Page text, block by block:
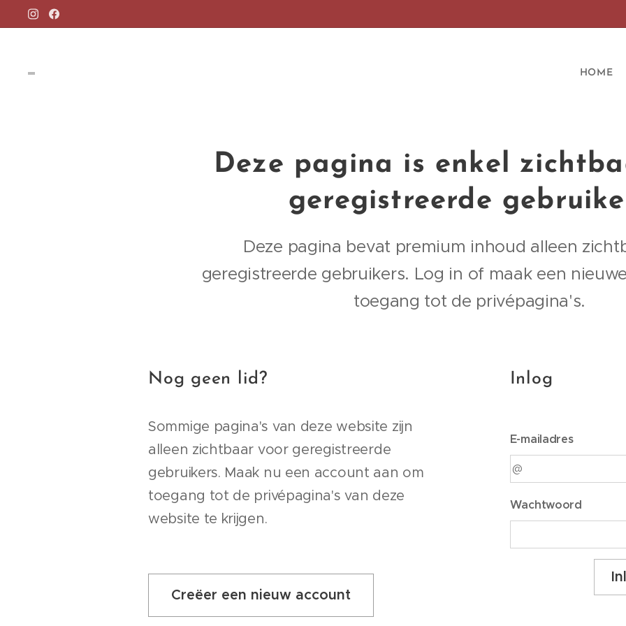
HOME
Deze pagina is enkel
geregistreerde
Deze pagina bevat premium inhoud alleen
geregistreerde gebruikers. Log in of maak een
toegang tot de privépagina's.
Nog geen lid?
Sommige pagina's van deze website zijn
alleen zichtbaar voor geregistreerde
gebruikers. Maak nu een account aan om
toegang tot de privépagina's van deze
website te krijgen.
Creëer een nieuw account
Inlog
E-mailadres
Wachtwoord